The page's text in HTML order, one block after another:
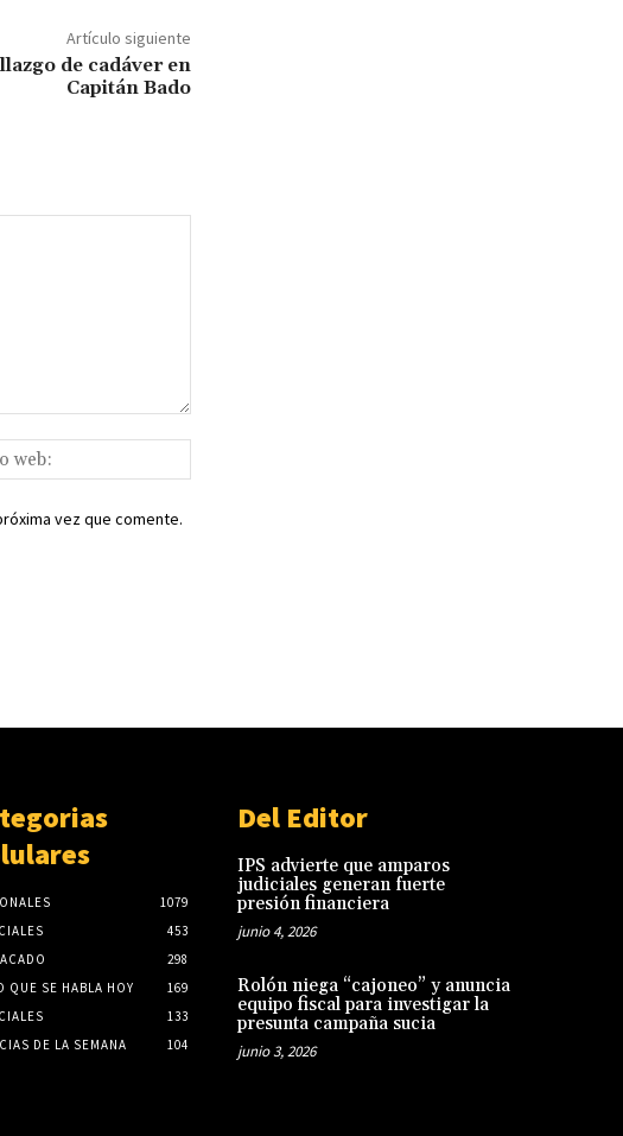
Artículo siguiente
de cadáver en
Capitán Bado
web:
vez que comente.
1079
453
298
QUE SE HABLA HOY
169
133
DE LA SEMANA
104
Del Editor
IPS advierte que amparos
judiciales generan fuerte
presión financiera
junio 4, 2026
Rolón niega “cajoneo” y anuncia
equipo fiscal para investigar la
presunta campaña sucia
junio 3, 2026